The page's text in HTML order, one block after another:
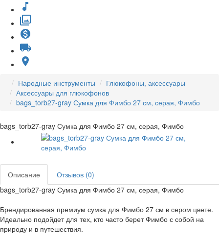
music_note
filter
monetization_on
local_shipping
place
Народные инструменты
Глюкофоны, аксессуары
Аксессуары для глюкофонов
bags_torb27-gray Сумка для Фимбо 27 см, серая, Фимбо
bags_torb27-gray Сумка для Фимбо 27 см, серая, Фимбо
Описание
Отзывов (0)
bags_torb27-gray Сумка для Фимбо 27 см, серая, Фимбо
Брендированная премиум сумка для Фимбо 27 см в сером цвете.
Идеально подойдет для тех, кто часто берет Фимбо с собой на
природу и в путешествия.